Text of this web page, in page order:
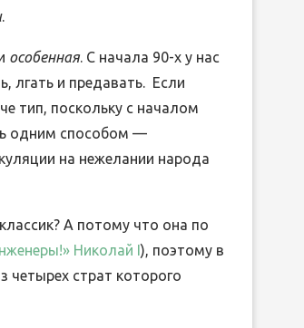
.
особенная. С начала 90-х у нас
лгать и предавать. Если
тип, поскольку с началом
одним способом —
на нежелании народа
А потому что она по
Николай I), поэтому в
страт которого